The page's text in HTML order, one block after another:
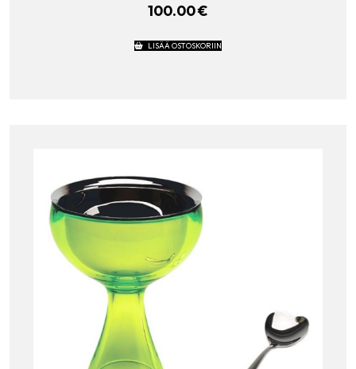
100.00€
LISÄÄ OSTOSKORIIN